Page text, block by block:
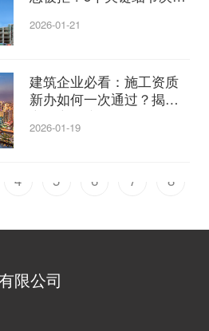
2026-01-21
建筑企业必看：施工资质
新办如何一次通过？揭秘
高效审批流程！
2026-01-19
4 5 6 7
8
限公司